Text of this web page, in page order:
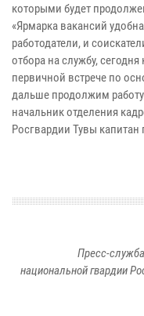
которыми будет
«Ярмарка вакансий
работодатели, и
отбора на службу,
первичной встрече по
дальше продолжим
начальник отделения
Росгвардии Тувы
Пресс-
национальной гвардии